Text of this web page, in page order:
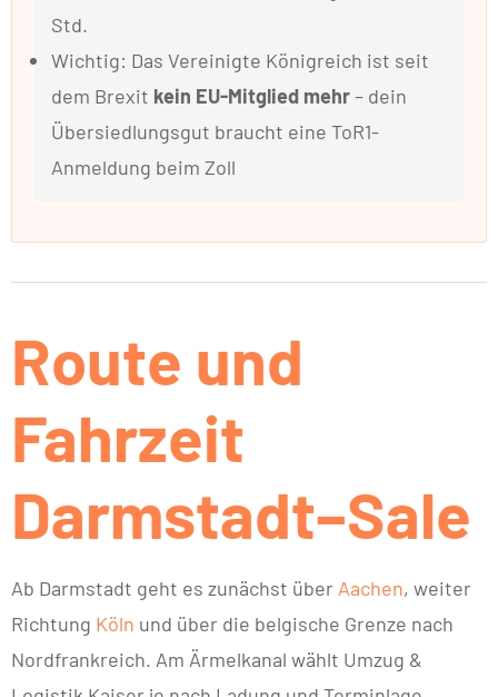
Std.
Wichtig: Das Vereinigte Königreich ist seit
dem Brexit kein EU-Mitglied mehr– dein
Übersiedlungsgut braucht eine ToR1-
Anmeldung beim Zoll
Route und
Fahrzeit
Darmstadt–Sale
Ab Darmstadt geht es zunächst über Aachen, weiter
Richtung Köln und über die belgische Grenze nach
Nordfrankreich. Am Ärmelkanal wählt Umzug &